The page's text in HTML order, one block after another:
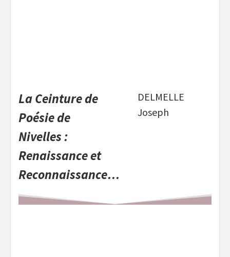
La Ceinture de
Poésie de
Nivelles :
Renaissance et
Reconnaissance…
DELMELLE
Joseph